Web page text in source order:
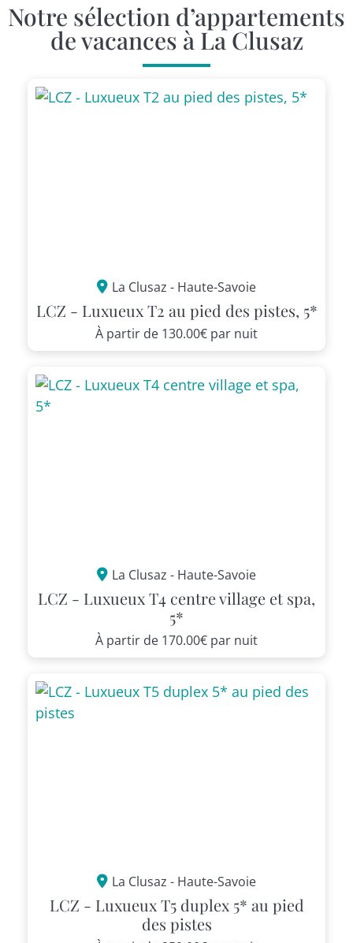
Notre sélection d’appartements
de vacances à La Clusaz
La Clusaz - Haute-Savoie
LCZ - Luxueux T2 au pied des pistes, 5*
À partir de 130.00€ par nuit
La Clusaz - Haute-Savoie
LCZ - Luxueux T4 centre village et spa,
5*
À partir de 170.00€ par nuit
La Clusaz - Haute-Savoie
LCZ - Luxueux T5 duplex 5* au pied
des pistes